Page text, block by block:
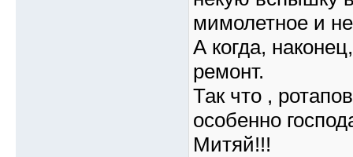
мимолетное и
А когда,
ремонт.
Так что ,
особенно
Митяй!!!